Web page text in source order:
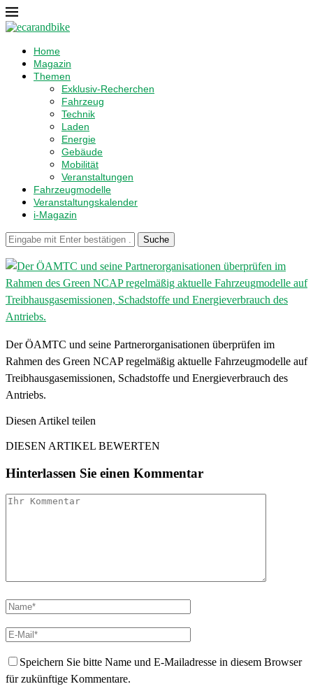
Home
Magazin
Themen
Exklusiv-Recherchen
Fahrzeug
Technik
Laden
Energie
Gebäude
Mobilität
Veranstaltungen
Fahrzeugmodelle
Veranstaltungskalender
i-Magazin
Suche
Der ÖAMTC und seine Partnerorganisationen überprüfen im
Rahmen des Green NCAP regelmäßig aktuelle Fahrzeugmodelle auf
Treibhausgasemissionen, Schadstoffe und Energieverbrauch des
Antriebs.
Diesen Artikel teilen
DIESEN ARTIKEL BEWERTEN
Hinterlassen Sie einen Kommentar
Speichern Sie bitte Name und E-Mailadresse in diesem Browser
für zukünftige Kommentare.